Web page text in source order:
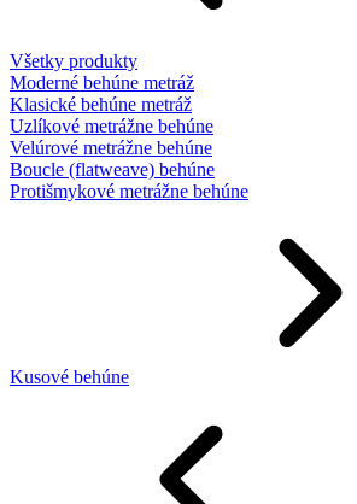
Všetky produkty
Moderné behúne metráž
Klasické behúne metráž
Uzlíkové metrážne behúne
Velúrové metrážne behúne
Boucle (flatweave) behúne
Protišmykové metrážne behúne
Kusové behúne